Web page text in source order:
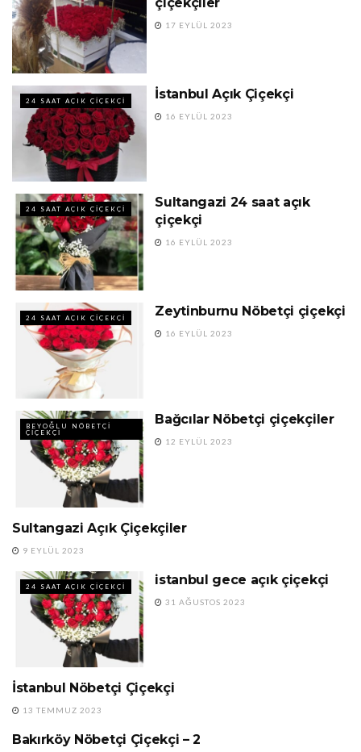
17 EYLÜL 2023
24 SAAT AÇIK ÇIÇEKÇI İstanbul Açık Çiçekçi
16 EYLÜL 2023
24 SAAT AÇIK ÇIÇEKÇI
Sultangazi 24 saat açık
çiçekçi
16 EYLÜL 2023
24 SAAT AÇIK ÇIÇEKÇI Zeytinburnu Nöbetçi çiçekçi
16 EYLÜL 2023
BEYOĞLU NÖBETÇI
ÇIÇEKÇI
Bağcılar Nöbetçi çiçekçiler
12 EYLÜL 2023
24 SAAT AÇIK ÇIÇEKÇI
Sultangazi Açık Çiçekçiler
9 EYLÜL 2023
24 SAAT AÇIK ÇIÇEKÇI istanbul gece açık çiçekçi
31 AĞUSTOS 2023
BAĞCILAR NÖBETÇI
İstanbul Nöbetçi Çiçekçi
13 TEMMUZ 2023
24 SAAT AÇIK ÇIÇEKÇI
Bakırköy Nöbetçi Çiçekçi – 2